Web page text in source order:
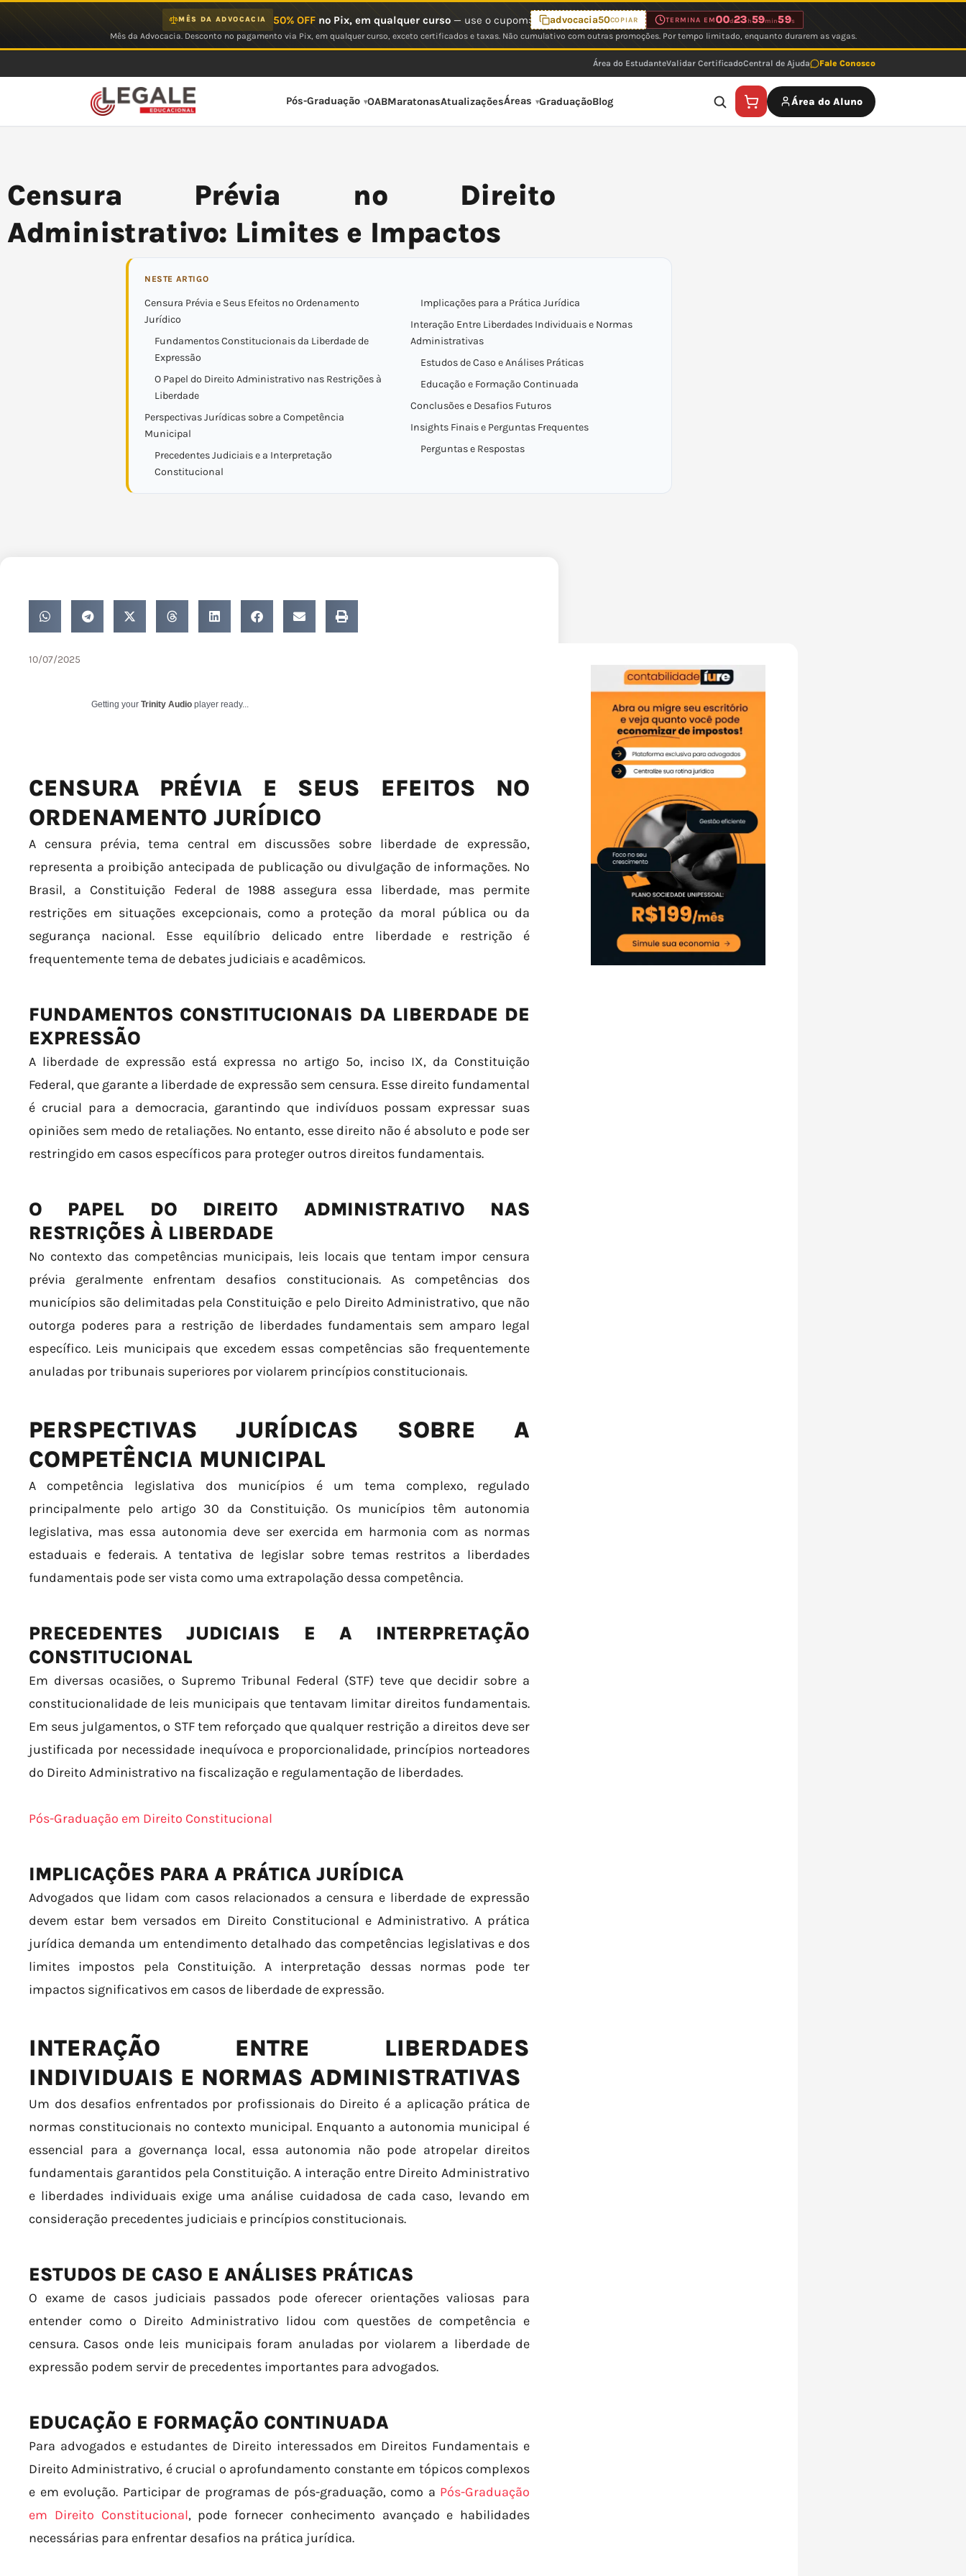
MÊS DA ADVOCACIA 50% OFFno Pix, em qualquer curso— use o cupom: advocacia50COPIAR TERMINA EM00d23 h59min59s
Mês da Advocacia. Desconto no pagamento via Pix, em qualquer curso, exceto certificados e taxas. Não cumulativo com outras promoções. Por tempo limitado, enquanto durarem as vagas.
Área do EstudanteValidar CertificadoCentral de Ajuda Fale Conosco
Pós-Graduação OABMaratonasAtualizaçõesÁreas GraduaçãoBlog Área do Aluno
Censura Prévia no Direito
Administrativo: Limites e Impactos
NESTE ARTIGO
Censura Prévia e Seus Efeitos no Ordenamento
Jurídico
Fundamentos Constitucionais da Liberdade de
Expressão
O Papel do Direito Administrativo nas Restrições à
Liberdade
Perspectivas Jurídicas sobre a Competência
Municipal
Precedentes Judiciais e a Interpretação
Constitucional
Implicações para a Prática Jurídica
Interação Entre Liberdades Individuais e Normas
Administrativas
Estudos de Caso e Análises Práticas
Educação e Formação Continuada
Conclusões e Desafios Futuros
Insights Finais e Perguntas Frequentes
Perguntas e Respostas
10/07/2025
Getting your Trinity Audio player ready...
CENSURA PRÉVIA E SEUS EFEITOS NO
ORDENAMENTO JURÍDICO
A censura prévia, tema central em discussões sobre liberdade de expressão,
representa a proibição antecipada de publicação ou divulgação de informações. No
Brasil, a Constituição Federal de 1988 assegura essa liberdade, mas permite
restrições em situações excepcionais, como a proteção da moral pública ou da
segurança nacional. Esse equilíbrio delicado entre liberdade e restrição é
frequentemente tema de debates judiciais e acadêmicos.
FUNDAMENTOS CONSTITUCIONAIS DA LIBERDADE DE
EXPRESSÃO
A liberdade de expressão está expressa no artigo 5º, inciso IX, da Constituição
Federal, que garante a liberdade de expressão sem censura. Esse direito fundamental
é crucial para a democracia, garantindo que indivíduos possam expressar suas
opiniões sem medo de retaliações. No entanto, esse direito não é absoluto e pode ser
restringido em casos específicos para proteger outros direitos fundamentais.
O PAPEL DO DIREITO ADMINISTRATIVO NAS
RESTRIÇÕES À LIBERDADE
No contexto das competências municipais, leis locais que tentam impor censura
prévia geralmente enfrentam desafios constitucionais. As competências dos
municípios são delimitadas pela Constituição e pelo Direito Administrativo, que não
outorga poderes para a restrição de liberdades fundamentais sem amparo legal
específico. Leis municipais que excedem essas competências são frequentemente
anuladas por tribunais superiores por violarem princípios constitucionais.
PERSPECTIVAS JURÍDICAS SOBRE A
COMPETÊNCIA MUNICIPAL
A competência legislativa dos municípios é um tema complexo, regulado
principalmente pelo artigo 30 da Constituição. Os municípios têm autonomia
legislativa, mas essa autonomia deve ser exercida em harmonia com as normas
estaduais e federais. A tentativa de legislar sobre temas restritos a liberdades
fundamentais pode ser vista como uma extrapolação dessa competência.
PRECEDENTES JUDICIAIS E A INTERPRETAÇÃO
CONSTITUCIONAL
Em diversas ocasiões, o Supremo Tribunal Federal (STF) teve que decidir sobre a
constitucionalidade de leis municipais que tentavam limitar direitos fundamentais.
Em seus julgamentos, o STF tem reforçado que qualquer restrição a direitos deve ser
justificada por necessidade inequívoca e proporcionalidade, princípios norteadores
do Direito Administrativo na fiscalização e regulamentação de liberdades.
Pós-Graduação em Direito Constitucional
IMPLICAÇÕES PARA A PRÁTICA JURÍDICA
Advogados que lidam com casos relacionados a censura e liberdade de expressão
devem estar bem versados em Direito Constitucional e Administrativo. A prática
jurídica demanda um entendimento detalhado das competências legislativas e dos
limites impostos pela Constituição. A interpretação dessas normas pode ter
impactos significativos em casos de liberdade de expressão.
INTERAÇÃO ENTRE LIBERDADES
INDIVIDUAIS E NORMAS ADMINISTRATIVAS
Um dos desafios enfrentados por profissionais do Direito é a aplicação prática de
normas constitucionais no contexto municipal. Enquanto a autonomia municipal é
essencial para a governança local, essa autonomia não pode atropelar direitos
fundamentais garantidos pela Constituição. A interação entre Direito Administrativo
e liberdades individuais exige uma análise cuidadosa de cada caso, levando em
consideração precedentes judiciais e princípios constitucionais.
ESTUDOS DE CASO E ANÁLISES PRÁTICAS
O exame de casos judiciais passados pode oferecer orientações valiosas para
entender como o Direito Administrativo lidou com questões de competência e
censura. Casos onde leis municipais foram anuladas por violarem a liberdade de
expressão podem servir de precedentes importantes para advogados.
EDUCAÇÃO E FORMAÇÃO CONTINUADA
Para advogados e estudantes de Direito interessados em Direitos Fundamentais e
Direito Administrativo, é crucial o aprofundamento constante em tópicos complexos
e em evolução. Participar de programas de pós-graduação, como a Pós-Graduação
em Direito Constitucional, pode fornecer conhecimento avançado e habilidades
necessárias para enfrentar desafios na prática jurídica.